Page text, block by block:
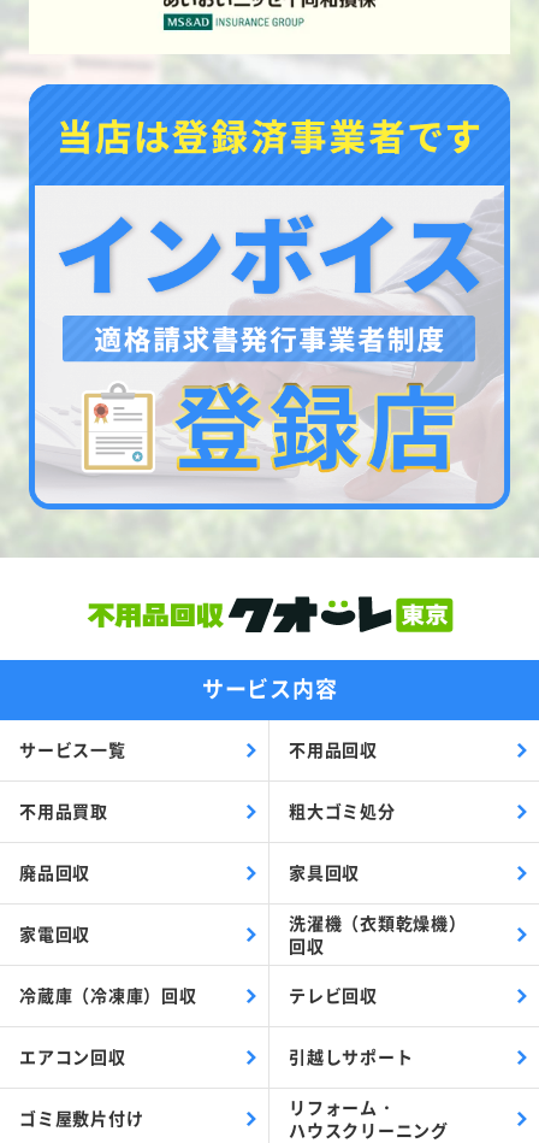
サービス内容
サービス一覧 不用品回収
不用品買取 粗大ゴミ処分
廃品回収 家具回収
家電回収
洗濯機（衣類乾燥機）
回収
冷蔵庫（冷凍庫）回収 テレビ回収
エアコン回収 引越しサポート
ゴミ屋敷片付け
リフォーム・
ハウスクリーニング